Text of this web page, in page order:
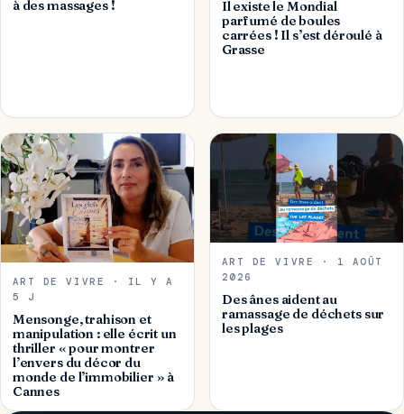
à des massages !
Il existe le Mondial
parfumé de boules
carrées ! Il s’est déroulé à
Grasse
ART DE VIVRE · IL Y A
5 J
Mensonge, trahison et
manipulation : elle écrit un
thriller « pour montrer
l’envers du décor du
monde de l’immobilier » à
Cannes
ART DE VIVRE · 1 AOÛT
2026
Des ânes aident au
ramassage de déchets sur
les plages